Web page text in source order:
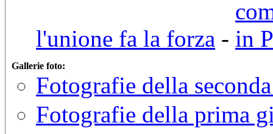
l'unione fa la forza -
Gallerie foto:
Fotografie della
Fotografie della prima